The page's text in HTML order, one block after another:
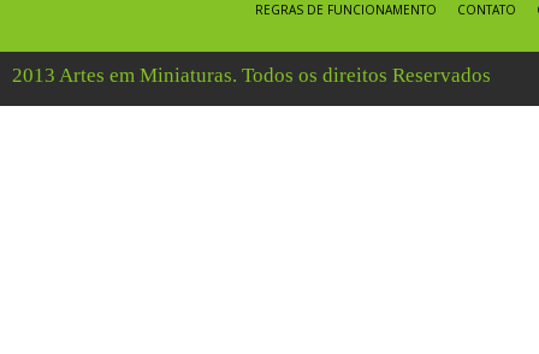
REGRAS DE FUNCIONAMENTO CONTATO
2013 Artes em Miniaturas. Todos os direitos Reservados